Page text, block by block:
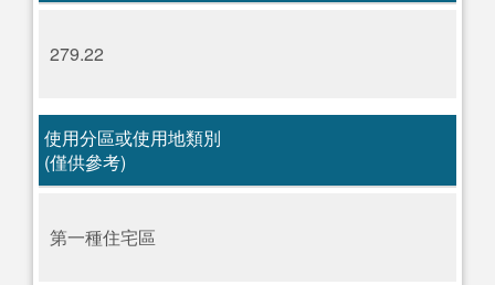
279.22
使用分區或使用地類別
(僅供參考)
第一種住宅區